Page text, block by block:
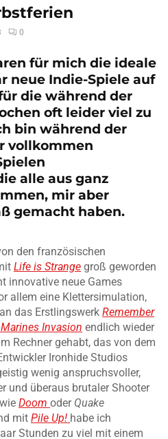
0
für mich die ideale
neue Indie-Spiele auf
die während der
oft leider viel zu
bin während der
vollkommen
alle aus ganz
mir aber
gemacht haben.
den französischen
Life is Strange groß geworden
innovative neue Games
allem eine Klettersimulation,
das Erstlingswerk Remember
Invasion endlich wieder
Rechner gehabt, das von dem
Ironhide Studios
wenig anspruchsvoller,
und überaus brutaler Shooter
Doom oder Quake
mit Pile Up! habe ich
Stunden zu viel mit einem